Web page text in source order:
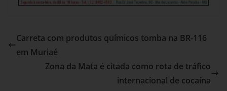
Carreta com produtos químicos tomba na BR-116
em Muriaé
Zona da Mata é citada como rota de tráfico
internacional de cocaína